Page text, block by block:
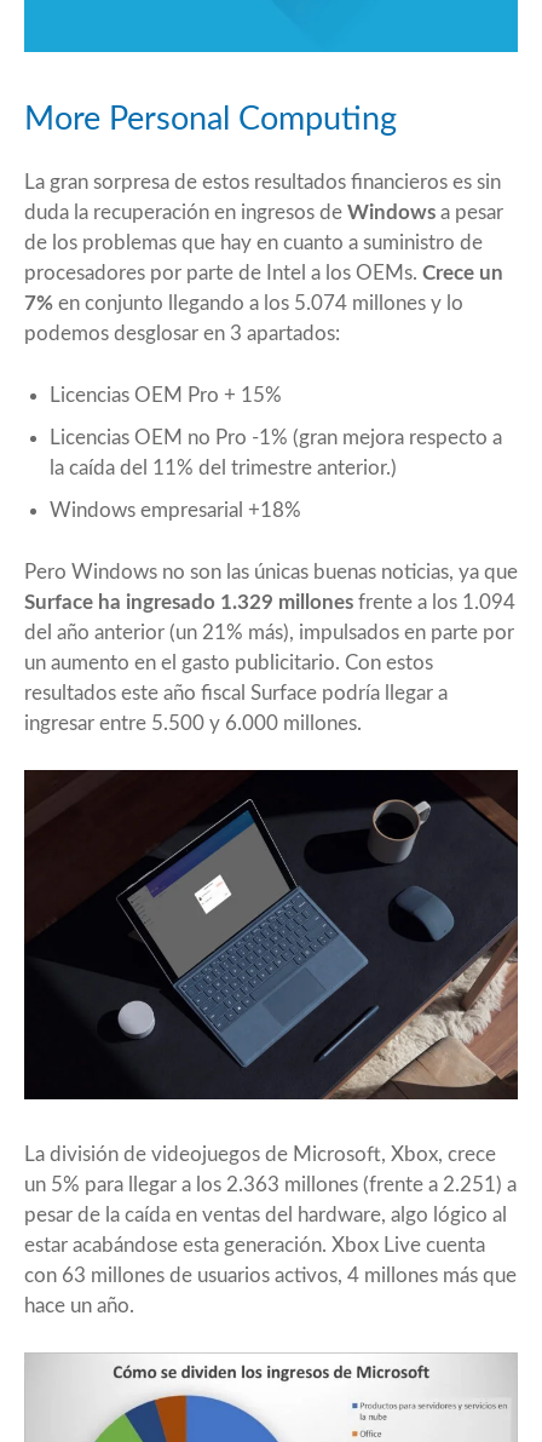
More Personal Computing
La gran sorpresa de estos resultados financieros es sin
duda la recuperación en ingresos de Windows a pesar
de los problemas que hay en cuanto a suministro de
procesadores por parte de Intel a los OEMs. Crece un
7% en conjunto llegando a los 5.074 millones y lo
podemos desglosar en 3 apartados:
Licencias OEM Pro + 15%
Licencias OEM no Pro -1% (gran mejora respecto a
la caída del 11% del trimestre anterior.)
Windows empresarial +18%
Pero Windows no son las únicas buenas noticias, ya que
Surface ha ingresado 1.329 millones frente a los 1.094
del año anterior (un 21% más), impulsados en parte por
un aumento en el gasto publicitario. Con estos
resultados este año fiscal Surface podría llegar a
ingresar entre 5.500 y 6.000 millones.
La división de videojuegos de Microsoft, Xbox, crece
un 5% para llegar a los 2.363 millones (frente a 2.251) a
pesar de la caída en ventas del hardware, algo lógico al
estar acabándose esta generación. Xbox Live cuenta
con 63 millones de usuarios activos, 4 millones más que
hace un año.